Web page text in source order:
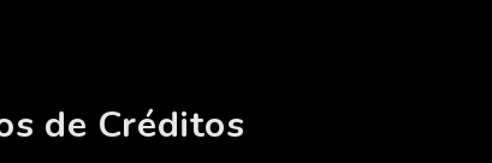
de Créditos